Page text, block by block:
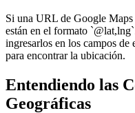
Si una URL de Google Maps
están en el formato
ingresarlos en los campos de
para encontrar la ubicación.
Entendiendo las
Geográficas